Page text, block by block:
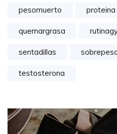
pesomuerto proteina
quemargrasa
sentadillas
testosterona